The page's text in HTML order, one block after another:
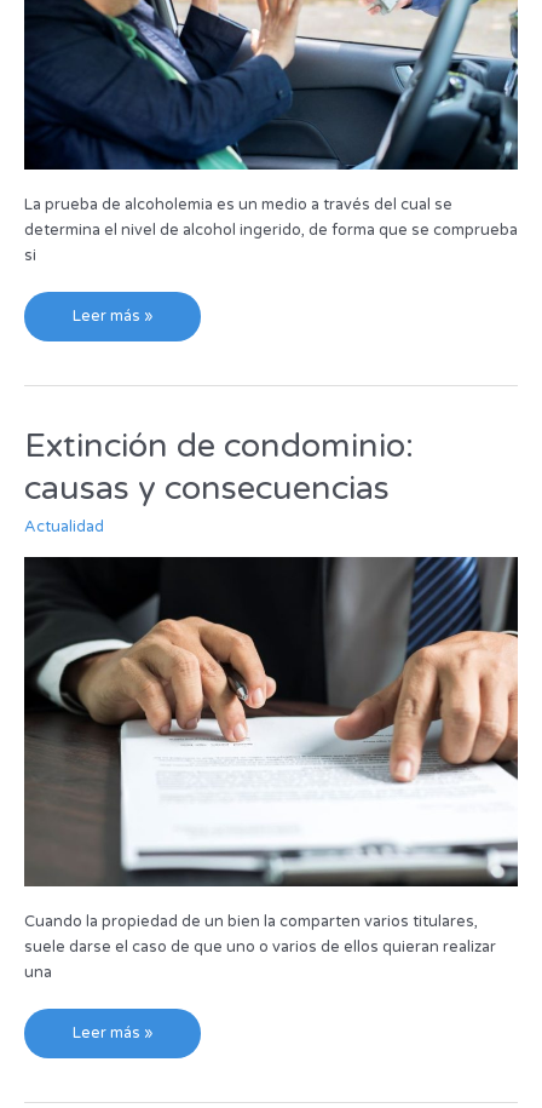
La prueba de alcoholemia es un medio a través del cual se
determina el nivel de alcohol ingerido, de forma que se comprueba
si
Leer más »
Extinción de condominio:
causas y consecuencias
Actualidad
Cuando la propiedad de un bien la comparten varios titulares,
suele darse el caso de que uno o varios de ellos quieran realizar
una
Extinción
de
condominio:
y
consecuencias
Leer más »